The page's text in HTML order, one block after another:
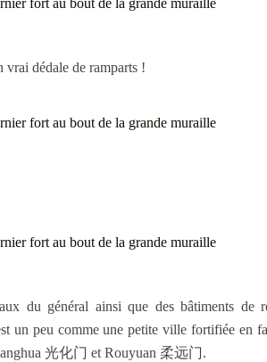
vrai dédale de ramparts !
du général ainsi que des bâtiments de
un peu comme une petite ville fortifiée en
光化门 et Rouyuan 柔远门.